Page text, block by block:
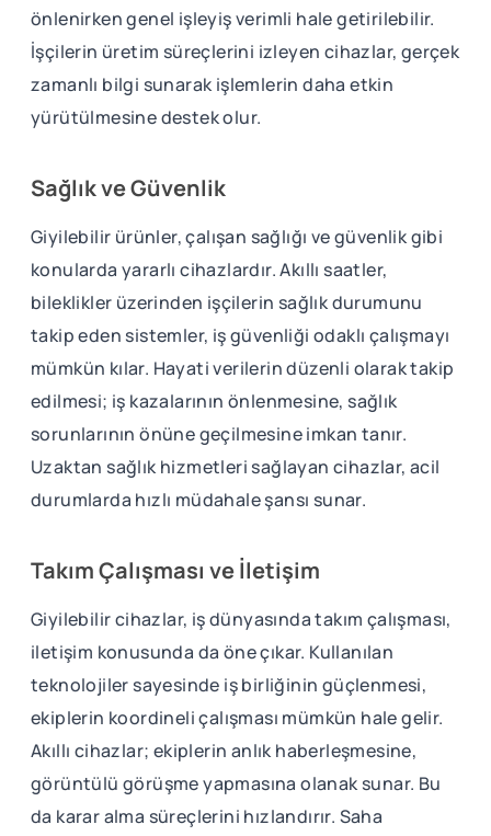
önlenirken genel işleyiş verimli hale getirilebilir.
İşçilerin üretim süreçlerini izleyen cihazlar, gerçek
zamanlı bilgi sunarak işlemlerin daha etkin
yürütülmesine destek olur.
Sağlık ve Güvenlik
Giyilebilir ürünler, çalışan sağlığı ve güvenlik gibi
konularda yararlı cihazlardır. Akıllı saatler,
bileklikler üzerinden işçilerin sağlık durumunu
takip eden sistemler, iş güvenliği odaklı çalışmayı
mümkün kılar. Hayati verilerin düzenli olarak takip
edilmesi; iş kazalarının önlenmesine, sağlık
sorunlarının önüne geçilmesine imkan tanır.
Uzaktan sağlık hizmetleri sağlayan cihazlar, acil
durumlarda hızlı müdahale şansı sunar.
Takım Çalışması ve İletişim
Giyilebilir cihazlar, iş dünyasında takım çalışması,
iletişim konusunda da öne çıkar. Kullanılan
teknolojiler sayesinde iş birliğinin güçlenmesi,
ekiplerin koordineli çalışması mümkün hale gelir.
Akıllı cihazlar; ekiplerin anlık haberleşmesine,
görüntülü görüşme yapmasına olanak sunar. Bu
da karar alma süreçlerini hızlandırır. Saha